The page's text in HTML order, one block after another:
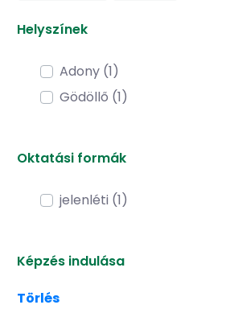
Helyszínek
Adony (1)
Gödöllő (1)
Oktatási formák
jelenléti (1)
Képzés indulása
Törlés